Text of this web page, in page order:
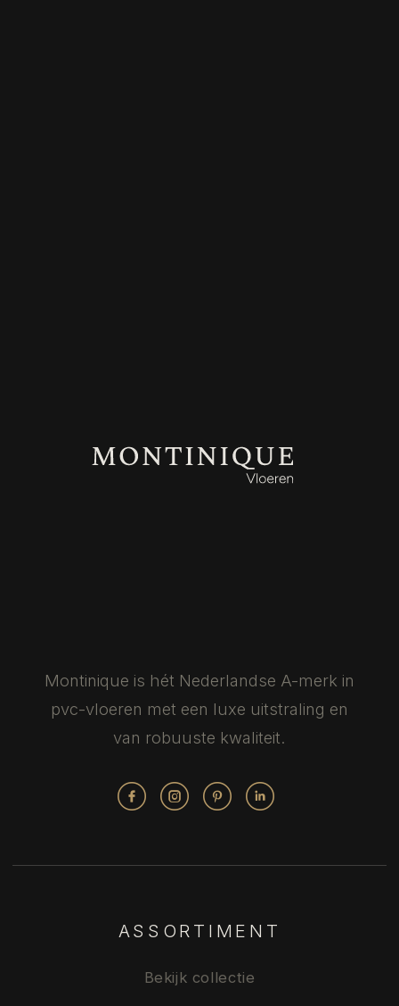
Montinique is hét Nederlandse A-merk in
pvc-vloeren met een luxe uitstraling en
van robuuste kwaliteit.
ASSORTIMENT
Bekijk collectie